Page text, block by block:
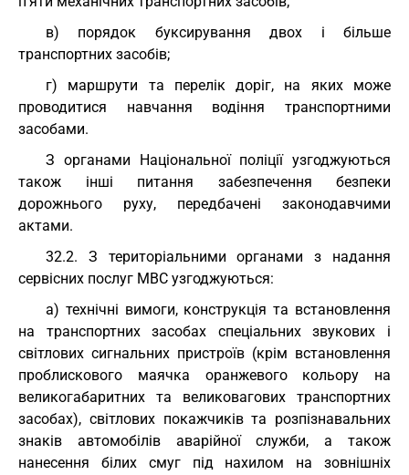
в) порядок буксирування двох і більше
транспортних засобів;
г) маршрути та перелік доріг, на яких може
проводитися навчання водіння транспортними
засобами.
З органами Національної поліції узгоджуються
також інші питання забезпечення безпеки
дорожнього руху, передбачені законодавчими
актами.
32.2. З територіальними органами з надання
сервісних послуг МВС узгоджуються:
а) технічні вимоги, конструкція та встановлення
на транспортних засобах спеціальних звукових і
світлових сигнальних пристроїв (крім встановлення
проблискового маячка оранжевого кольору на
великогабаритних та великовагових транспортних
засобах), світлових покажчиків та розпізнавальних
знаків автомобілів аварійної служби, а також
нанесення білих смуг під нахилом на зовнішніх